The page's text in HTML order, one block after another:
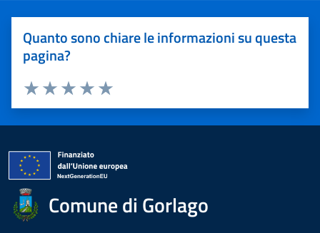
Quanto sono chiare le informazioni su questa
pagina?
Valuta 5 stelle su 5
Valuta 4 stelle su 5
Valuta 3 stelle su 5
Valuta 2 stelle su 5
Valuta 1 stelle su 5
Comune di Gorlago